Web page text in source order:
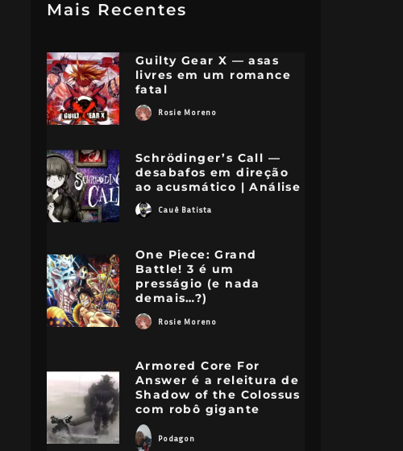
Mais Recentes
Guilty Gear X — asas
livres em um romance
fatal
Rosie Moreno
Schrödinger’s Call —
desabafos em direção
ao acusmático | Análise
Cauê Batista
One Piece: Grand
Battle! 3 é um
presságio (e nada
demais…?)
Rosie Moreno
Armored Core For
Answer é a releitura de
Shadow of the Colossus
com robô gigante
Podagon